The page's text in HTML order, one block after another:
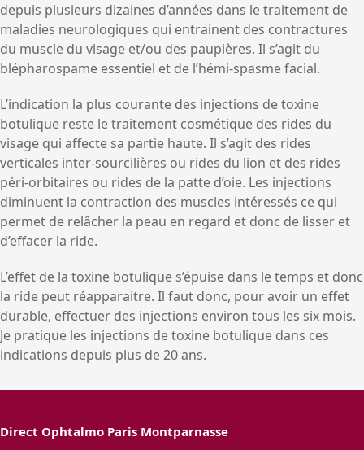
depuis plusieurs dizaines d’années dans le traitement de
maladies neurologiques qui entrainent des contractures
du muscle du visage et/ou des paupières. Il s’agit du
blépharospame essentiel et de l’hémi-spasme facial.
L’indication la plus courante des injections de toxine
botulique reste le traitement cosmétique des rides du
visage qui affecte sa partie haute. Il s’agit des rides
verticales inter-sourcilières ou rides du lion et des rides
péri-orbitaires ou rides de la patte d’oie. Les injections
diminuent la contraction des muscles intéressés ce qui
permet de relâcher la peau en regard et donc de lisser et
d’effacer la ride.
L’effet de la toxine botulique s’épuise dans le temps et donc
la ride peut réapparaitre. Il faut donc, pour avoir un effet
durable, effectuer des injections environ tous les six mois.
Je pratique les injections de toxine botulique dans ces
indications depuis plus de 20 ans.
Direct Ophtalmo Paris Montparnasse